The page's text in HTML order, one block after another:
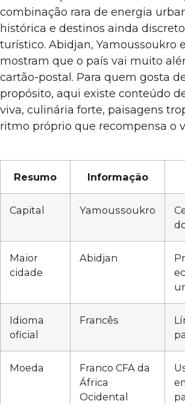
combinação rara de energia
histórica e destinos ainda
turístico. Abidjan, Yamoussoukro
mostram que o país vai muito
cartão-postal. Para quem gosta
propósito, aqui existe conteúdo
viva, culinária forte, paisagens
ritmo próprio que recompensa o
Resumo Informação
Capital Yamoussoukro
Maior
cidade
Abidjan
Idioma
oficial
Francês
Moeda
Franco CFA da
África
Ocidental